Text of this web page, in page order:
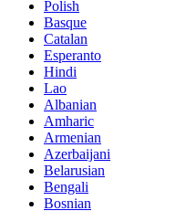
Polish
Basque
Catalan
Esperanto
Hindi
Lao
Albanian
Amharic
Armenian
Azerbaijani
Belarusian
Bengali
Bosnian